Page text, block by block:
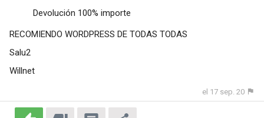
Devolución 100% importe
RECOMIENDO WORDPRESS DE TODAS TODAS
Salu2
Willnet
el 17 sep. 20